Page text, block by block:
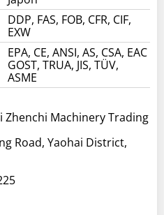
DDP, FAS, FOB, CFR, CIF,
EXW
EPA, CE, ANSI, AS, CSA, EAC
GOST, TRUA, JIS, TÜV,
ASME
Zhenchi Machinery Trading
Road, Yaohai District,